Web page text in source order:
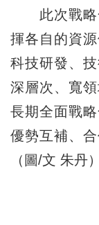
此次戰略
揮各自的資
科技研發、
深層次、寬
長期全面戰
優勢互補、
（圖/文 朱丹）